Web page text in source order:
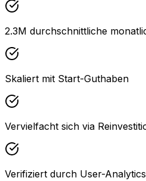
2.3M durchschnittliche
Skaliert mit Start-Guthaben
Vervielfacht sich via
Verifiziert durch User-Analytics